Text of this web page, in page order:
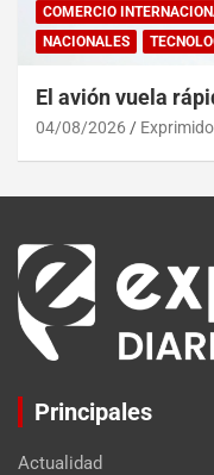
COMERCIO
NACIONALES
El avión vuela
04/08/2026
Principales
Actualidad